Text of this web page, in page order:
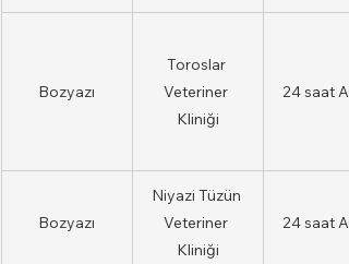
Bozyazı
Toroslar
Veteriner
Kliniği
24 saat
Bozyazı
Niyazi Tüzün
Veteriner
Kliniği
24 saat